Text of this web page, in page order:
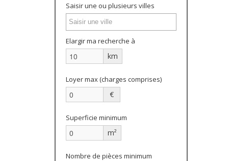
Saisir une ou plusieurs villes
Elargir ma recherche à
km
Loyer max (charges comprises)
€
Superficie minimum
m²
Nombre de pièces minimum